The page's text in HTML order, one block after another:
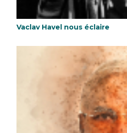
Vaclav Havel nous éclaire